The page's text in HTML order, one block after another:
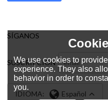
SÍGANOS
SUSCRIPCIÓN
IDIOMA: Español
We use cookies to
experience. They also
behavior in order to
you.